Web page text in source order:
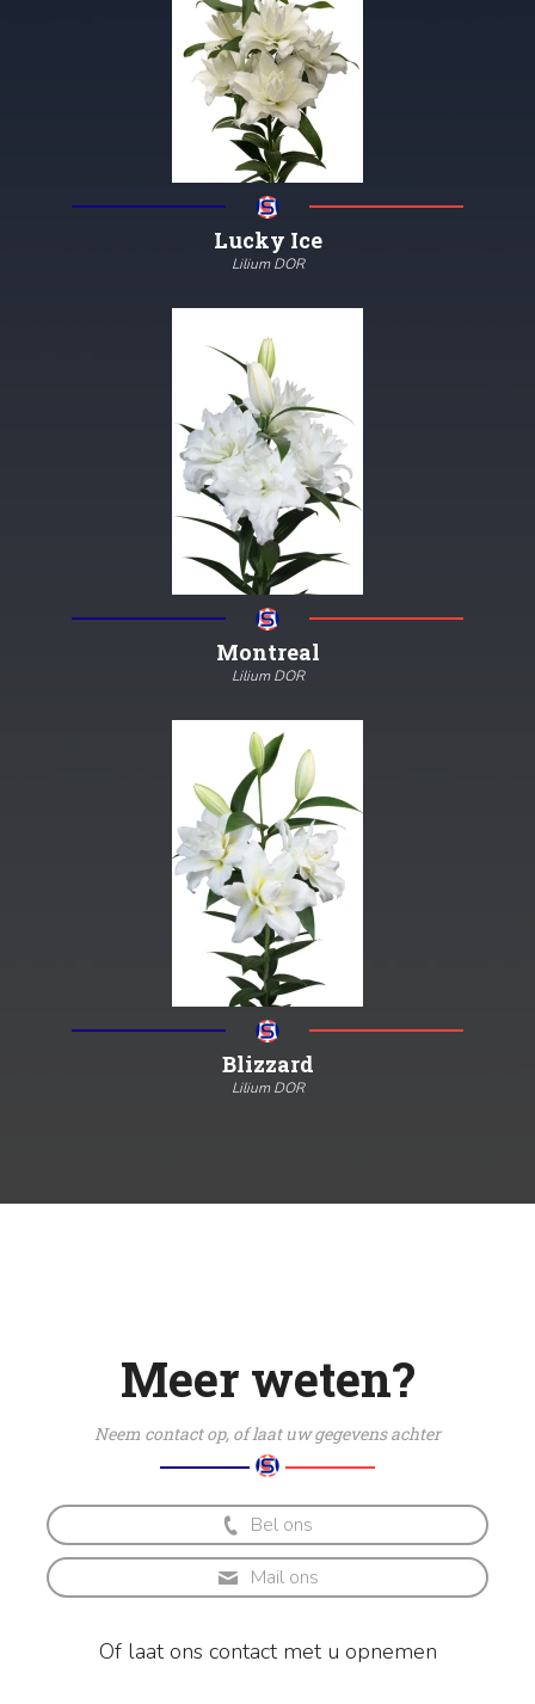
Meer informatie
Lucky Ice
Lilium DOR
16/18
4/6
Meer informatie
Montreal
Lilium DOR
120
18/20
Meer informatie
Blizzard
Lilium DOR
Meer weten?
Neem contact op, of laat uw gegevens achter
Bel ons
Mail ons
Of laat ons contact met u opnemen